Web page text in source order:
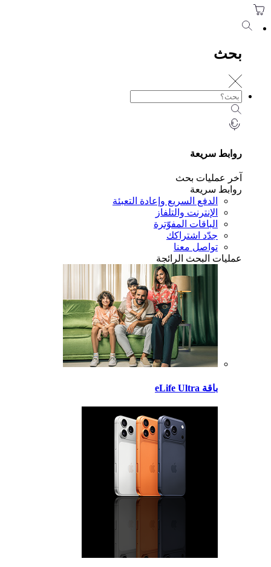
سريعة
عمليات بحث
سريعة
الدفع السريع وإعادة التعبئة
الإنترنت والتلفاز
الباقات المفوّترة
جدّد اشتراكك
تواصل معنا
البحث الرائجة